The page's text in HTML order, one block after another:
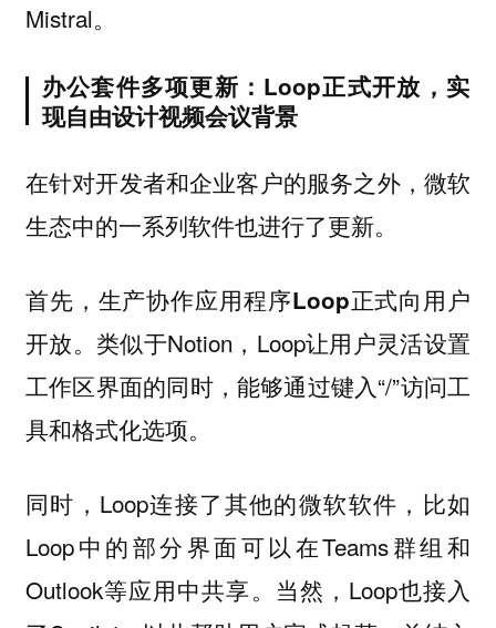
Mistral。
办公套件多项更新：Loop正式开放，实
现自由设计视频会议背景
在针对开发者和企业客户的服务之外，微软
生态中的一系列软件也进行了更新。
首先， 生产协作应用程序Loop正式向用户
开放。类似于Notion，Loop让用户灵活设置
工作区界面的同时，能够通过键入“/”访问工
具和格式化选项。
同时，Loop连接了其他的微软软件，比如
Loop中的部分界面可以在Teams群组和
Outlook等应用中共享。当然，Loop也接入